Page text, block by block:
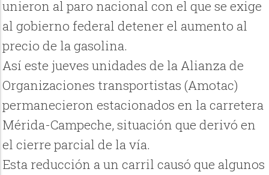
unieron al paro nacional con el que se exige
al gobierno federal detener el aumento al
precio de la gasolina.
Así este jueves unidades de la Alianza de
Organizaciones transportistas (Amotac)
permanecieron estacionados en la carretera
Mérida-Campeche, situación que derivó en
el cierre parcial de la vía.
Esta reducción a un carril causó que algunos